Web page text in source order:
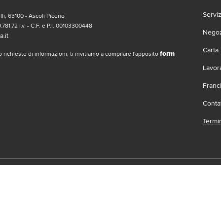
63100 - Ascoli Piceno
i.v. - C.F. e P.I. 00103300448
richieste di informazioni, ti invitiamo a compilare l'apposito form Carta